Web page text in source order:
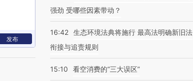
发布
强劲 受哪些因素带动？
16:42 生态环境法典将施行 最高法明确新旧法
衔接与追责规则
15:10 看空消费的“三大误区”